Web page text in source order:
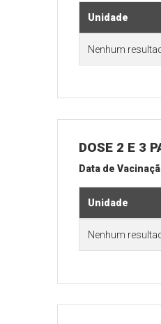
Unidade
Nenhum
DOSE 2 E 3
Data de
Unidade
Nenhum